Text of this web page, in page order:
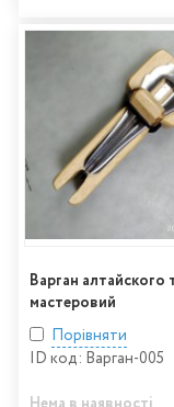
Варган алтайского
мастеровий
Порівняти
ID код: Варган-005